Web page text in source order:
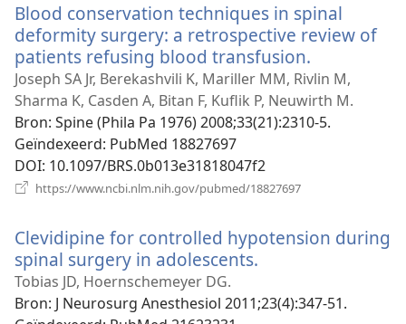
Blood conservation techniques in spinal
deformity surgery: a retrospective review of
patients refusing blood transfusion.
nieuw
venster)
Joseph SA Jr, Berekashvili K, Mariller MM, Rivlin M,
Sharma K, Casden A, Bitan F, Kuflik P, Neuwirth M.
Bron‎: Spine (Phila Pa 1976) 2008;33(21):2310-5.
Geïndexeerd‎: PubMed 18827697
DOI‎: 10.1097/BRS.0b013e31818047f2
https://www.ncbi.nlm.nih.gov/pubmed/18827697
Clevidipine for controlled hypotension during
spinal surgery in adolescents.
venster)
Tobias JD, Hoernschemeyer DG.
Bron‎: J Neurosurg Anesthesiol 2011;23(4):347-51.